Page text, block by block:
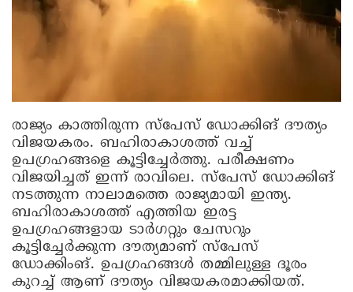
രാജ്യം കാത്തിരുന്ന സ്‌പേസ് ഡോക്കിങ് ദൗത്യം
വിജയകരം. ബഹിരാകാശത്ത് വച്ച്
ഉപഗ്രഹങ്ങളെ കൂട്ടിച്ചേർത്തു. പരീക്ഷണം
വിജയിച്ചത് ഇന്ന് രാവിലെ. സ്‌പേസ് ഡോക്കിങ്
നടത്തുന്ന നാലാമത്തെ രാജ്യമായി ഇന്ത്യ.
ബഹിരാകാശത്ത് എത്തിയ ഇരട്ട
ഉപഗ്രഹങ്ങളായ ടാർഗറ്റും ചേസറും
കൂട്ടിച്ചേർക്കുന്ന ദൗത്യമാണ് സ്‌പേസ്
ഡോക്കിംങ്. ഉപഗ്രഹങ്ങൾ തമ്മിലുള്ള ദൂരം
കുറച്ച് ആണ് ദൗത്യം വിജയകരമാക്കിയത്.